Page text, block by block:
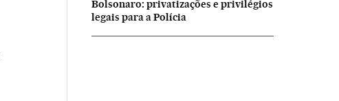
Bolsonaro: privatizações e privilégios
legais para a Polícia